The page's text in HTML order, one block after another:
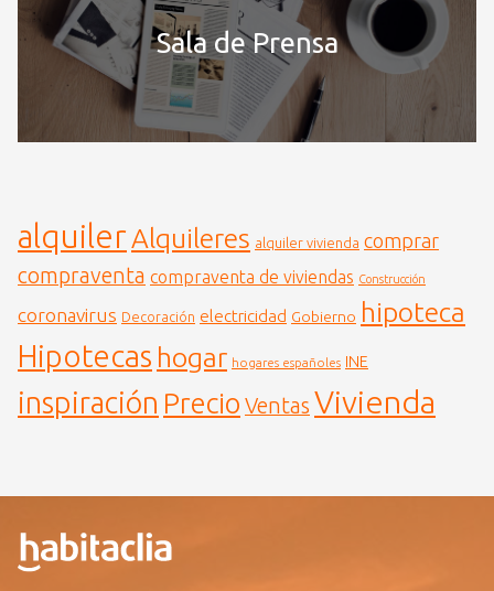
Sala de Prensa
alquilerAlquileres alquiler vivienda comprar
compraventa compraventa de viviendas Construcción
coronavirus Decoración electricidad Gobierno hipoteca
Hipotecas hogar hogares españoles INE
inspiración Precio Ventas Vivienda